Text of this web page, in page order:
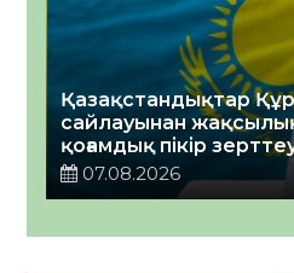
Қазақстандықтар
сайлауынан
қоғамдық пікір
07.08.2026